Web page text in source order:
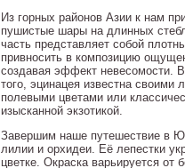
Из горных районов Азии к нам
пушистые шары на длинных
часть представляет собой
привносить в композицию
создавая эффект невесомости.
того, эцинацея известна
полевыми цветами или
изысканной экзотикой.
Завершим наше путешествие в
лилии и орхидеи. Её лепестки
цветке. Окраска варьируется